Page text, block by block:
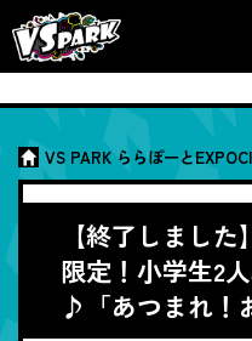
VS PARK ららぽーと
【終了しまし
限定！小学生2
♪「あつまれ！